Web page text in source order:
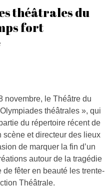
théâtrales du
fort
novembre, le Théâtre du
théâtrales », qui
du répertoire récent de
scène et directeur des lieux
de marquer la fin d’un
autour de la tragédie
fêter en beauté les trente-
Théâtrale.